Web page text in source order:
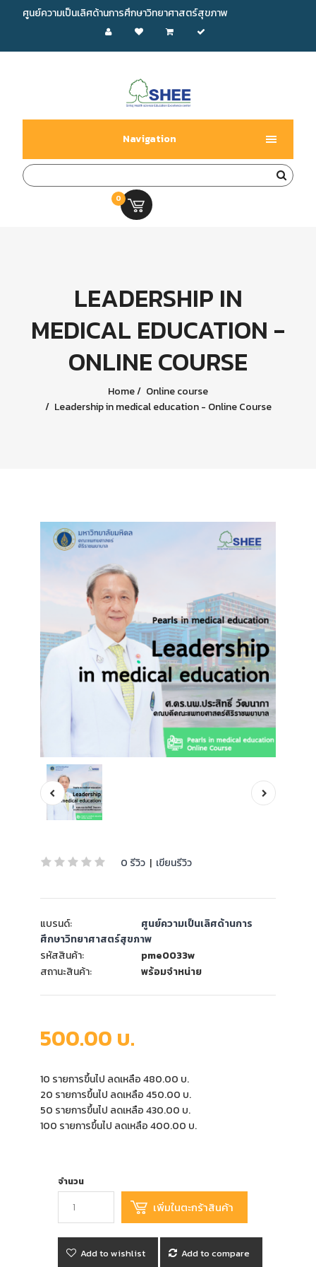
ศูนย์ความเป็นเลิศด้านการศึกษาวิทยาศาสตร์สุขภาพ
Navigation
0
LEADERSHIP IN
MEDICAL EDUCATION -
ONLINE COURSE
Home
Online course
Leadership in medical education - Online Course
0 รีวิว | เขียนรีวิว
แบรนด์:
ศูนย์ความเป็นเลิศด้านการ
ศึกษาวิทยาศาสตร์สุขภาพ
รหัสสินค้า:
pme0033w
สถานะสินค้า:
พร้อมจำหน่าย
500.00 บ.
10 รายการขึ้นไป ลดเหลือ 480.00 บ.
20 รายการขึ้นไป ลดเหลือ 450.00 บ.
50 รายการขึ้นไป ลดเหลือ 430.00 บ.
100 รายการขึ้นไป ลดเหลือ 400.00 บ.
จำนวน
Add to wishlist Add to compare